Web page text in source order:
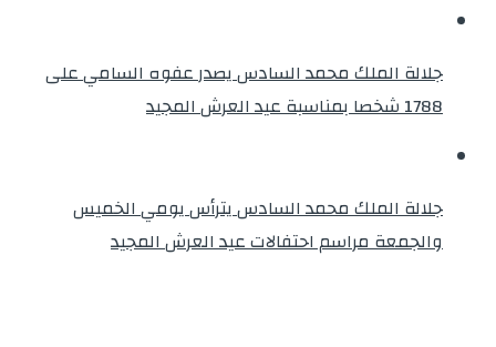
جلالة الملك محمد السادس يصدر عفوه السامي على
1788 شخصا بمناسبة عيد العرش المجيد
جلالة الملك محمد السادس يترأس يومي الخميس
والجمعة مراسم احتفالات عيد العرش المجيد